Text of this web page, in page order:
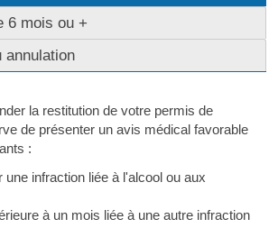
6 mois ou +
annulation
la restitution de votre permis de
de présenter un avis médical favorable
:
une infraction liée à l'alcool ou aux
à un mois liée à une autre infraction